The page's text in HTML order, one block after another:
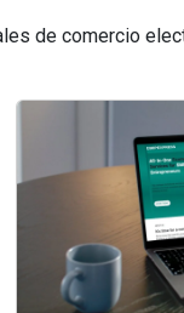
de comercio